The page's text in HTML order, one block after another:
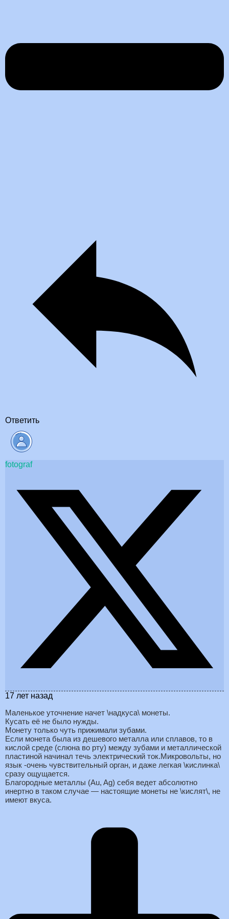
Ответить
fotograf
17 лет назад
Маленькое уточнение начет \надкуса\ монеты.
Кусать её не было нужды.
Монету только чуть прижимали зубами.
Если монета была из дешевого металла или сплавов, то в
кислой среде (слюна во рту) между зубами и металлической
пластиной начинал течь электрический ток.Микровольты, но
язык -очень чувствительный орган, и даже легкая \кислинка\
сразу ощущается.
Благородные металлы (Au, Ag) себя ведет абсолютно
инертно в таком случае — настоящие монеты не \кислят\, не
имеют вкуса.